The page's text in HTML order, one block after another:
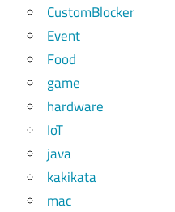
CustomBlocker
Event
Food
game
hardware
IoT
java
kakikata
mac